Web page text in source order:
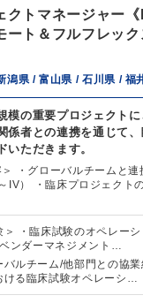
クトマネージャー
ト＆フルフレック
潟県 / 富山県 / 石川県 / 福
模の重要プロジェクト
係者との連携を通じて
いただきます。
＞ ・グローバルチームと
IV） ・臨床プロジェクト
＞ ・臨床試験のオペレー
ンダーマネジメント…
バルチーム/他部門との協
ける臨床試験オペレーシ…